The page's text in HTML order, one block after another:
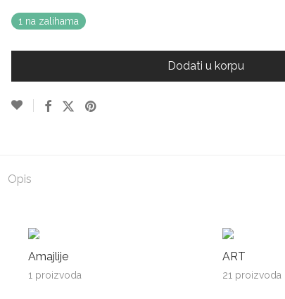
1 na zalihama
Dodati u korpu
Opis
Amajlije
1 proizvoda
ART
21 proizvoda